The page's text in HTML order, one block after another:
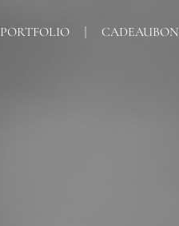
PORTFOLIO CADEAUBON